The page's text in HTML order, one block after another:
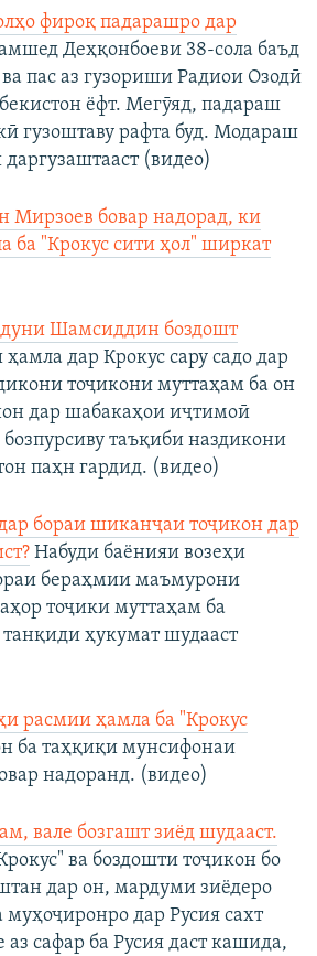
фироқ падарашро дар
Деҳқонбоеви 38-сола баъд
пас аз гузориши Радиои Озодӣ
ёфт. Мегӯяд, падараш
гузоштаву рафта буд. Модараш
(видео)
Мирзоев бовар надорад, ки
ба "Крокус сити ҳол" ширкат
Шамсиддин боздошт
ҳамла дар Крокус сару садо дар
тоҷикони муттаҳам ба он
дар шабакаҳои иҷтимоӣ
бозпурсиву таъқиби наздикони
паҳн гардид. (видео)
бораи шиканҷаи тоҷикон дар
Набуди баёнияи возеҳи
бераҳмии маъмурони
тоҷики муттаҳам ба
ҳукумат шудааст
расмии ҳамла ба "Крокус
ба таҳқиқи мунсифонаи
надоранд. (видео)
вале бозгашт зиёд шудааст.
ва боздошти тоҷикон бо
дар он, мардуми зиёдеро
муҳоҷиронро дар Русия сахт
аз сафар ба Русия даст кашида,